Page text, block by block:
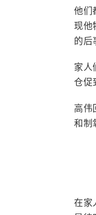
他们
现他
的后
家人
仓促
高伟
和制
在家